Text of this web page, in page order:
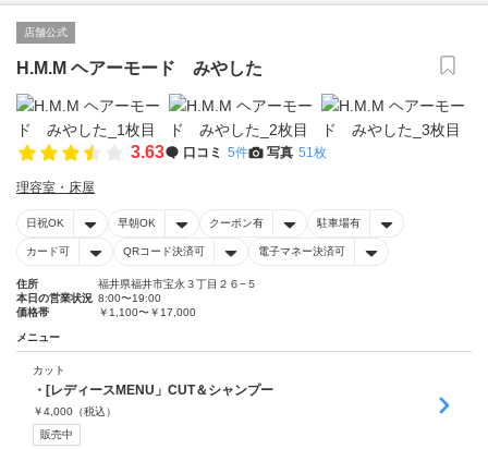
店舗公式
H.M.M ヘアーモード みやした
3.63 口コミ 5件 写真 51枚
理容室・床屋
日祝OK 早朝OK クーポン有 駐車場有
カード可 QRコード決済可 電子マネー決済可
住所
福井県福井市宝永３丁目２６−５
本日の営業状況 8:00〜19:00
価格帯
￥1,100〜￥17,000
メニュー
カット
・[レディースMENU」CUT＆シャンプー
￥4,000 （税込）
販売中